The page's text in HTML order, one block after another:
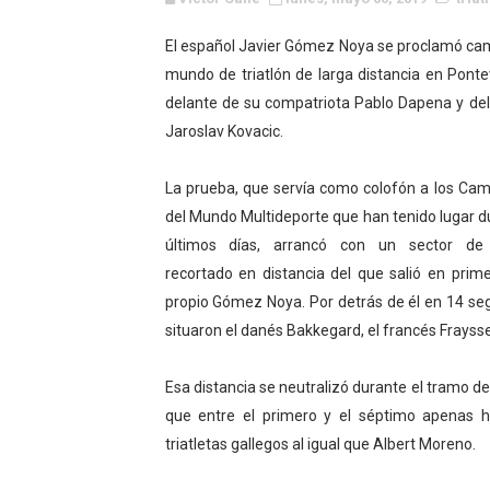
WWE NXT - Myles
Canadian Football League
EFA y AFLE 2026 - Regular
Grandes éxitos por fin
Campeonato de Europa
Campeonato de Europa
Mundial de lacrosse
Máxima celebración en
Mundial de esgrima 2026
Raquel Rodriguez es la
El español Javier Gómez Noya se proclamó
mundo de triatlón de larga distancia en
delante de su compatriota Pablo Dapena y
Jaroslav Kovacic.
La prueba, que servía como colofón a los
del Mundo Multideporte que han tenido lugar
últimos días, arrancó con un sector de
recortado en distancia del que salió en
propio Gómez Noya. Por detrás de él en 14
situaron el danés Bakkegard, el francés
Esa distancia se neutralizó durante el tramo
que entre el primero y el séptimo apenas
triatletas gallegos al igual que Albert Moreno.